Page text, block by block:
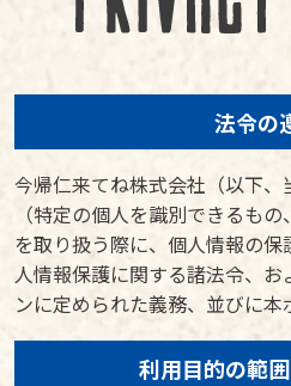
法令の
今帰仁来てね株式会社（以下
（特定の個人を識別できるもの
を取り扱う際に、個人情報の
人情報保護に関する諸法令、
ンに定められた義務、並びに本
利用目的の範